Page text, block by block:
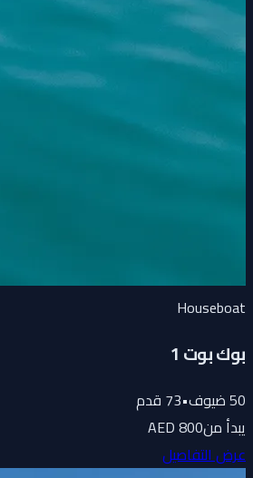
Houseboat
بوك بوت 1
50ضيوف•
73 قدم
يبدأ من800 AED
عرض التفاصيل